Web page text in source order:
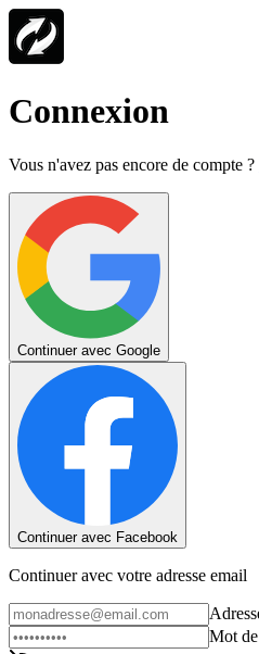
Connexion
Vous n'avez pas encore de compte ?
Continuer avec Google
Continuer avec Facebook
Continuer avec votre adresse email
Mot de